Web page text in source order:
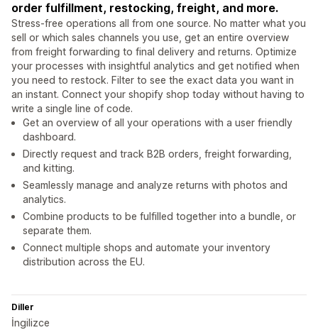
order fulfillment, restocking, freight, and more.
Stress-free operations all from one source. No matter what you
sell or which sales channels you use, get an entire overview
from freight forwarding to final delivery and returns. Optimize
your processes with insightful analytics and get notified when
you need to restock. Filter to see the exact data you want in
an instant. Connect your shopify shop today without having to
write a single line of code.
Get an overview of all your operations with a user friendly
dashboard.
Directly request and track B2B orders, freight forwarding,
and kitting.
Seamlessly manage and analyze returns with photos and
analytics.
Combine products to be fulfilled together into a bundle, or
separate them.
Connect multiple shops and automate your inventory
distribution across the EU.
Diller
İngilizce